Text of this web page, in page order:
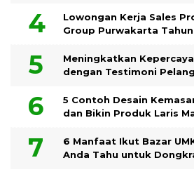
Lowongan Kerja Sales
Group Purwakarta
Meningkatkan
dengan Testimoni
5 Contoh Desain
dan Bikin Produk Laris
6 Manfaat Ikut Bazar
Anda Tahu untuk